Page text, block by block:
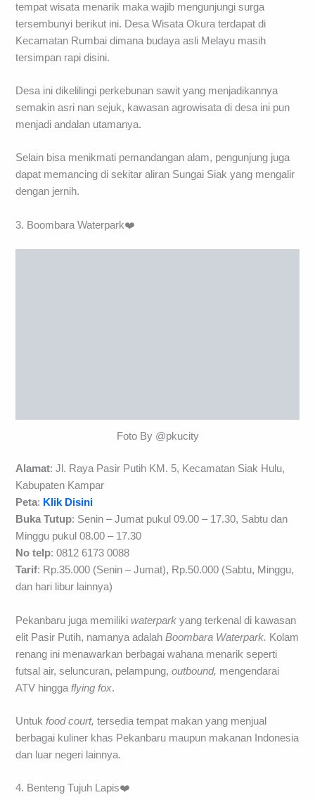
tempat wisata menarik maka wajib mengunjungi surga
tersembunyi berikut ini. Desa Wisata Okura terdapat di
Kecamatan Rumbai dimana budaya asli Melayu masih
tersimpan rapi disini.
Desa ini dikelilingi perkebunan sawit yang menjadikannya
semakin asri nan sejuk, kawasan agrowisata di desa ini pun
menjadi andalan utamanya.
Selain bisa menikmati pemandangan alam, pengunjung juga
dapat memancing di sekitar aliran Sungai Siak yang mengalir
dengan jernih.
3. Boombara Waterpark❤️
Foto By @pkucity
Alamat: Jl. Raya Pasir Putih KM. 5, Kecamatan Siak Hulu,
Kabupaten Kampar
Peta: Klik Disini
Buka Tutup: Senin – Jumat pukul 09.00 – 17.30, Sabtu dan
Minggu pukul 08.00 – 17.30
No telp: 0812 6173 0088
Tarif: Rp.35.000 (Senin – Jumat), Rp.50.000 (Sabtu, Minggu,
dan hari libur lainnya)
Pekanbaru juga memilikiwaterpark yang terkenal di kawasan
elit Pasir Putih, namanya adalahBoombara Waterpark. Kolam
renang ini menawarkan berbagai wahana menarik seperti
futsal air, seluncuran, pelampung,outbound, mengendarai
ATV hinggaflying fox.
Untukfood court, tersedia tempat makan yang menjual
berbagai kuliner khas Pekanbaru maupun makanan Indonesia
dan luar negeri lainnya.
4. Benteng Tujuh Lapis❤️